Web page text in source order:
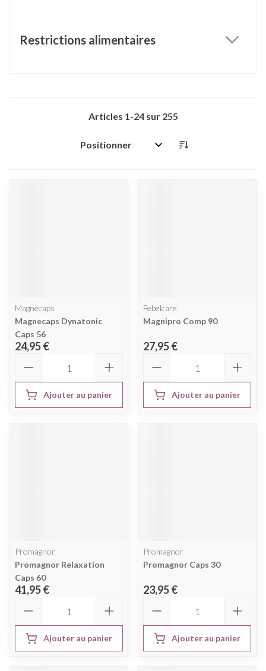
Restrictions alimentaires
Articles 1-24sur 255
Trier par:
Magnecaps
Magnecaps Dynatonic
Caps 56
24,95 €
Ajouter au panier
Febelcare
Magnipro Comp 90
27,95 €
Ajouter au panier
Promagnor
Promagnor Relaxation
Caps 60
41,95 €
Ajouter au panier
Promagnor
Promagnor Caps 30
23,95 €
Ajouter au panier